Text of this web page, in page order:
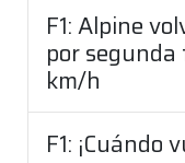
F1: Alpine
por
km/h
F1: ¡Cuándo